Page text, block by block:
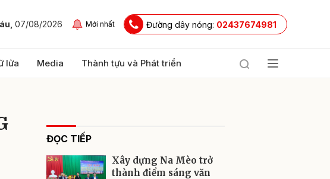
07/08/2026 Mới nhất Đường dây nóng: 02437674981
lửa Media Thành tựu và Phát triển
ĐỌC TIẾP
Xây dựng Na Mèo trở
thành điểm sáng văn